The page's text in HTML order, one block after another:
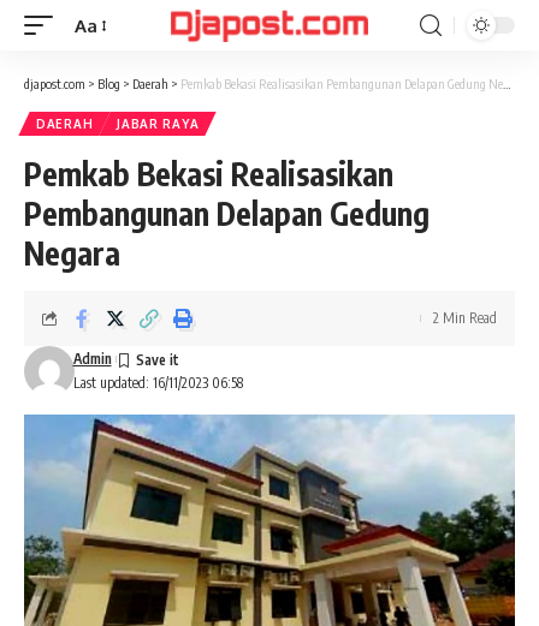
Font
Aa
djapost.com > Blog > Daerah > Pemkab Bekasi Realisasikan Pembangunan Delapan Gedung Negara
DAERAH JABAR RAYA
Pemkab Bekasi Realisasikan
Pembangunan Delapan Gedung
Negara
Last updated: 16/11/2023 06:58
Admin
2 Min Read